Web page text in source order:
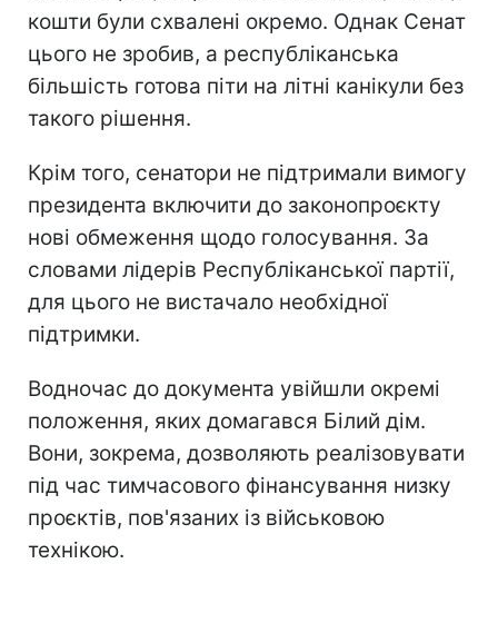
кошти були схвалені окремо. Однак Сенат
цього не зробив, а республіканська
більшість готова піти на літні канікули без
такого рішення.
Крім того, сенатори не підтримали вимогу
президента включити до законопроєкту
нові обмеження щодо голосування. За
словами лідерів Республіканської партії,
для цього не вистачало необхідної
підтримки.
Водночас до документа увійшли окремі
положення, яких домагався Білий дім.
Вони, зокрема, дозволяють реалізовувати
під час тимчасового фінансування низку
проєктів, пов'язаних із військовою
технікою.